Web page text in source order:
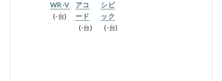
プライバシーポリシー
WR-V
-台
アコ
ード
-台
シビ
ック
-台